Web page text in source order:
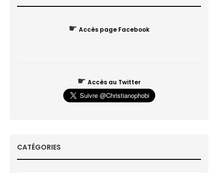
☛ Accès page Facebook
☛ Accès au Twitter
CATÉGORIES